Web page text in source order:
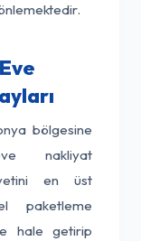
bölgesine
nakliyat
en üst
paketleme
hale getirip